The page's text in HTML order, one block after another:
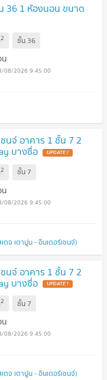
น 36 1 ห้องนอน ขนาด
2 ชั้น 36
08/2026 9:45:00
ชนจ์ อาคาร 1 ชั้น 7 2
บางซื่อ UPDATE !
2 ชั้น 7
08/2026 9:45:00
ตจ เตาปูน - อินเตอร์เชนจ์)
ชนจ์ อาคาร 1 ชั้น 7 2
บางซื่อ UPDATE !
2 ชั้น 7
08/2026 9:45:00
ตจ เตาปูน - อินเตอร์เชนจ์)